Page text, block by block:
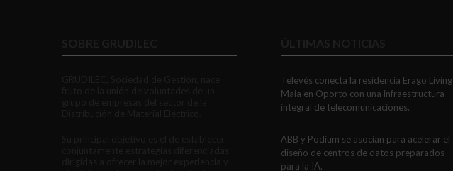
Televés conecta la residencia Erago Living
Maia en Oporto con una infraestructura
integral de telecomunicaciones.
ABB y Podium se asocian para acelerar el
diseño de centros de datos preparados
para la IA.